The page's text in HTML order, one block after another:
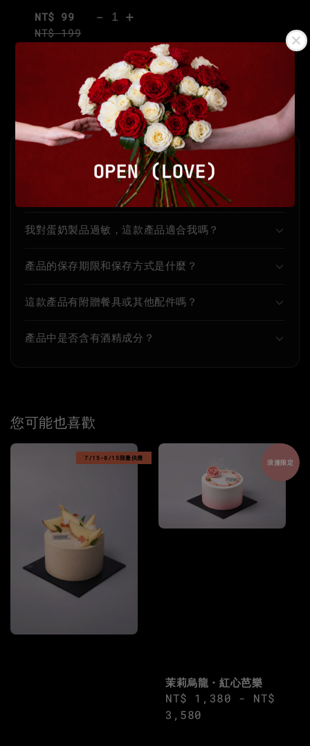
NT$ 99
NT$ 199
- +
加入購物車
Frequently asked questions
這款可爾必思・草莓有哪些主要成分？
我對蛋奶製品過敏，這款產品適合我嗎？
產品的保存期限和保存方式是什麼？
這款產品有附贈餐具或其他配件嗎？
產品中是否含有酒精成分？
您可能也喜歡
7/15-8/15限量供應
浪漫限定
茉莉烏龍・紅心芭樂
Regular
price
NT$ 1,380 - NT$
3,580